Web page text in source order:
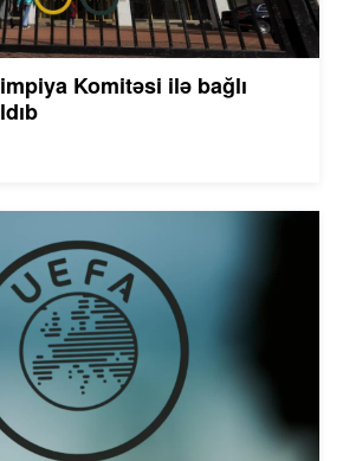
Komitəsi ilə bağlı